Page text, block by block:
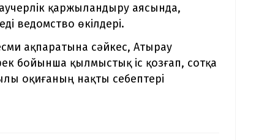
қаржыландыру аясында,
ведомство өкілдері.
ақпаратына сәйкес, Атырау
бойынша қылмыстық іс қозғап, сотқа
оқиғаның нақты себептері